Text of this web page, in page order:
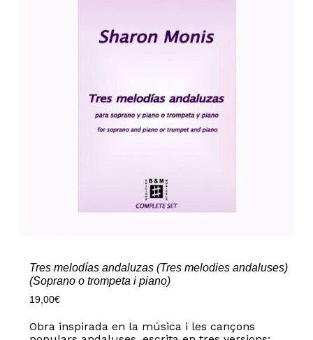
Tres melodías andaluzas (Tres melodies andaluses)
(Soprano o trompeta i piano)
19,00€
Obra inspirada en la música i les cançons